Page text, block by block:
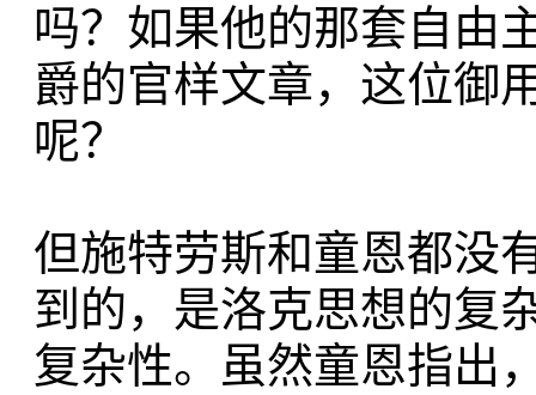
吗？如果他的那套自由
爵的官样文章，这位御
呢？
但施特劳斯和童恩都没
到的，是洛克思想的复
复杂性。虽然童恩指出